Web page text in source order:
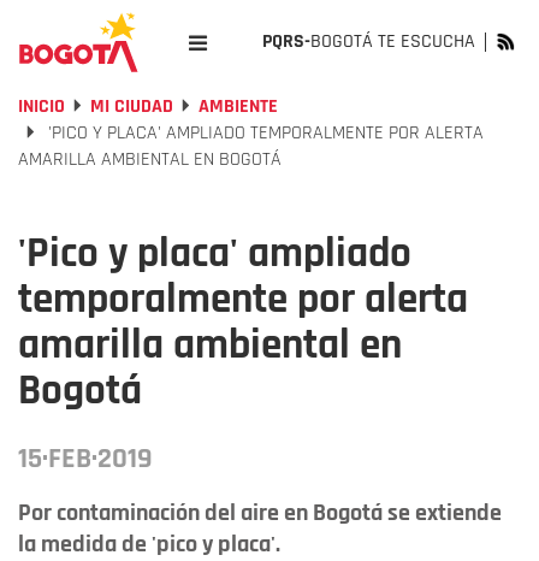
PQRS-BOGOTÁ TE ESCUCHA
INICIO MI CIUDAD
AMBIENTE
'PICO Y PLACA' AMPLIADO TEMPORALMENTE POR ALERTA
AMARILLA AMBIENTAL EN BOGOTÁ
'Pico y placa' ampliado
temporalmente por alerta
amarilla ambiental en
Bogotá
15·FEB·2019
Por contaminación del aire en Bogotá se extiende
la medida de 'pico y placa'.